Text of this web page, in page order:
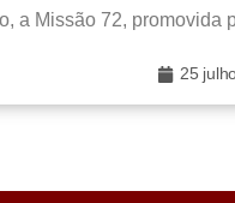
a Missão 72,
25